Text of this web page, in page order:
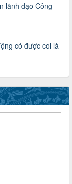
quan đến
sở
triển đoàn viên,
khu vực
lãnh đạo Công
có được coi là